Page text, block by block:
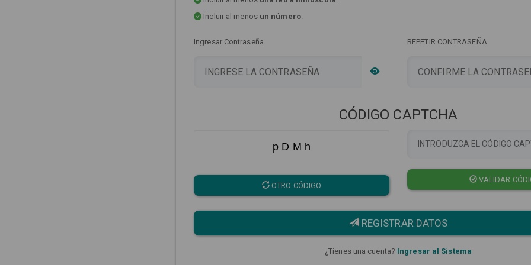
Incluir al menos un número.
Ingresar Contraseña REPETIR CONTRASEÑA
CÓDIGO CAPTCHA
p D M h
OTRO CÓDIGO
VALIDAR
REGISTRAR DATOS
¿Tienes una cuenta? Ingresar al Sistema